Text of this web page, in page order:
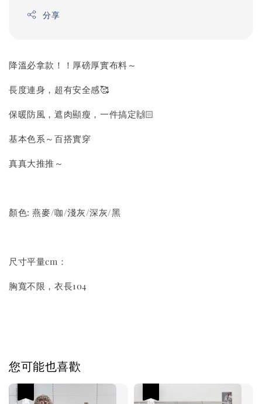
分享
降溫必拿款！！厚磅厚實布料～
長度連身，超有安全感🥰
保暖防風，遮肉顯瘦，一件搞定🙌🏻
基本色系～百搭實穿
真真大推推～
顏色: 燕麥/咖/淺灰/深灰/黑
尺寸平量cm：
胸寬不限，衣長104
您可能也喜歡